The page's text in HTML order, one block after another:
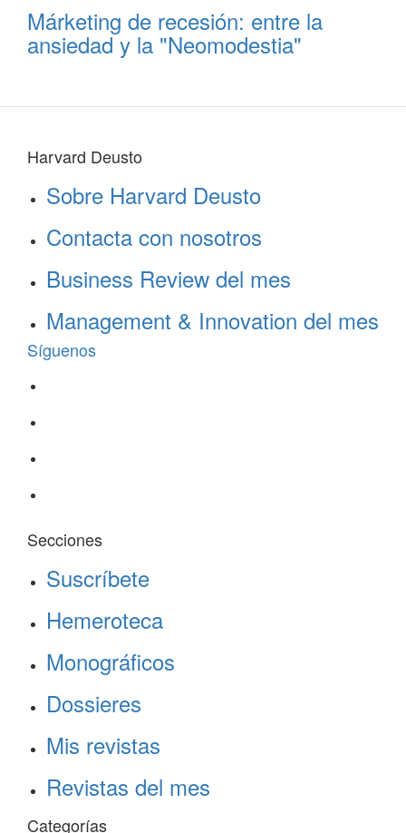
Márketing de recesión: entre la
ansiedad y la "Neomodestia"
Harvard Deusto
Sobre Harvard Deusto
Contacta con nosotros
Business Review del mes
Management & Innovation del mes
Síguenos
Secciones
Suscríbete
Hemeroteca
Monográficos
Dossieres
Mis revistas
Revistas del mes
Categorías